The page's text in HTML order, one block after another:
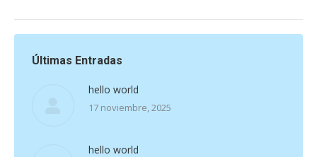
Últimas Entradas
hello world
17 noviembre, 2025
hello world